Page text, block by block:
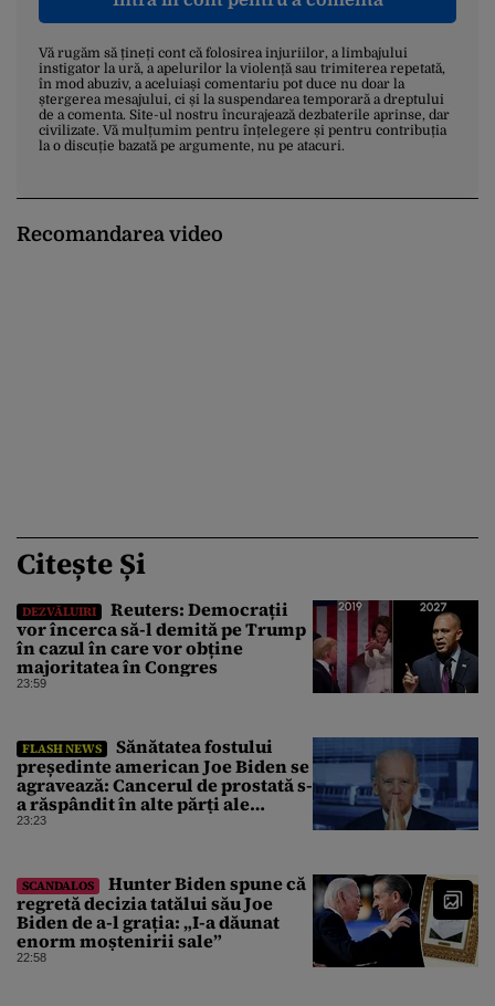
Vă rugăm să țineți cont că folosirea injuriilor, a limbajului
instigator la ură, a apelurilor la violență sau trimiterea repetată,
în mod abuziv, a aceluiași comentariu pot duce nu doar la
ștergerea mesajului, ci și la suspendarea temporară a dreptului
de a comenta. Site-ul nostru încurajează dezbaterile aprinse, dar
civilizate. Vă mulțumim pentru înțelegere și pentru contribuția
la o discuție bazată pe argumente, nu pe atacuri.
Recomandarea video
Citește Și
DEZVĂLUIRI
Reuters: Democrații
vor încerca să-l demită pe Trump
în cazul în care vor obține
majoritatea în Congres
23:59
FLASH NEWS
Sănătatea fostului
președinte american Joe Biden se
agravează: Cancerul de prostată s-
a răspândit în alte părți ale
corpului
23:23
SCANDALOS
Hunter Biden spune că
regretă decizia tatălui său Joe
Biden de a-l grația: „I-a dăunat
enorm moștenirii sale”
22:58